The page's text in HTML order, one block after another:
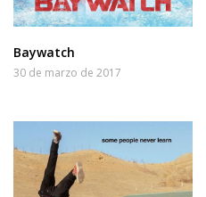
Baywatch
30 de marzo de 2017